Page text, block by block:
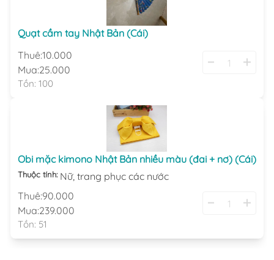
Quạt cầm tay Nhật Bản (Cái)
Thuê:10.000
Mua:25.000
Tồn: 100
Obi mặc kimono Nhật Bản nhiều màu (đai + nơ) (Cái)
Thuộc tính: Nữ, trang phục các nước
Thuê:90.000
Mua:239.000
Tồn: 51